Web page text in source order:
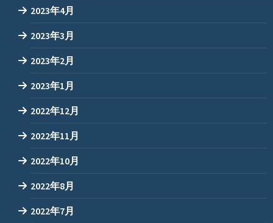
2023年4月
2023年3月
2023年2月
2023年1月
2022年12月
2022年11月
2022年10月
2022年8月
2022年7月